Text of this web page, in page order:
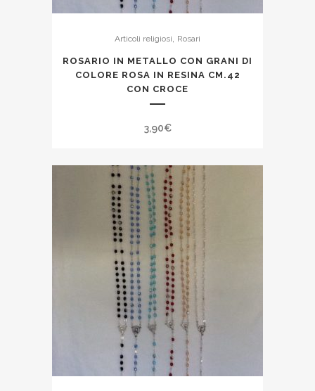
Articoli religiosi Rosari
ROSARIO IN METALLO CON GRANI DI
COLORE ROSA IN RESINA CM.42
CON CROCE
3,90€